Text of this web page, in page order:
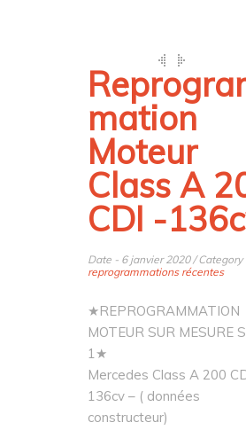
mation
Moteur
Class A
CDI -
Date - 6 janvier 2020 / Category
reprogrammations récentes
★REPROGRAMMATION
MOTEUR SUR MESURE
1★
Mercedes Class A 200
136cv – ( données
constructeur)